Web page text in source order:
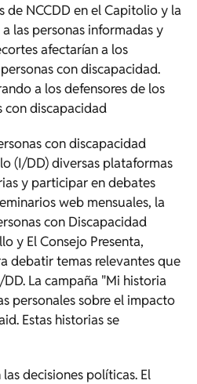
NCCDD en el Capitolio y la
las personas informadas y
afectarían a los
con discapacidad.
a los defensores de los
con discapacidad
con discapacidad
(I/DD) diversas plataformas
y participar en debates
web mensuales, la
con Discapacidad
y El Consejo Presenta,
debatir temas relevantes que
La campaña "Mi historia
personales sobre el impacto
Estas historias se
decisiones políticas. El